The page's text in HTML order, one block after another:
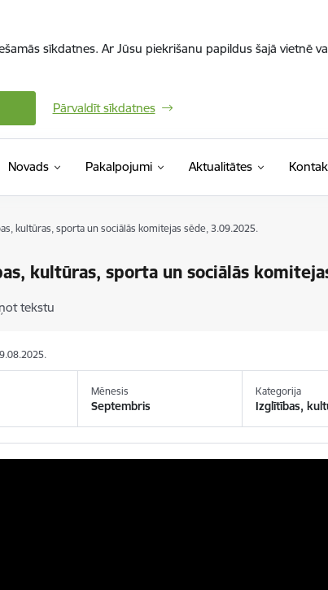
sīkdatnes. Ar Jūsu piekrišanu papildus šajā vietnē
Pārvaldīt sīkdatnes
Novads Pakalpojumi Aktualitātes
kultūras, sporta un sociālās komitejas sēde, 3.09.2025.
kultūras, sporta un sociālās
tekstu
Mēnesis
Septembris
Kategorija
Izglītības,